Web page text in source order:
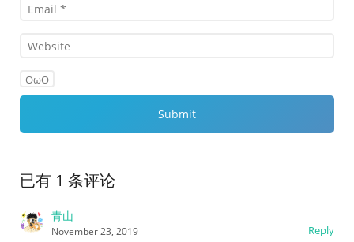
OωO
已有 1 条评论
青山
Reply
November 23, 2019